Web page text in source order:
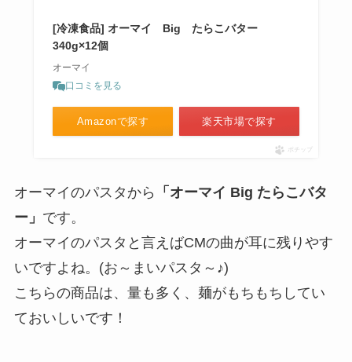
[冷凍食品] オーマイ Big たらこバター
340g×12個
オーマイ
口コミを見る
Amazonで探す 楽天市場で探す
ポチップ
オーマイのパスタから
「オーマイ Big たらこバタ
ー」 です。
オーマイのパスタと言えばCMの曲が耳に残りやす
いですよね。(お～まいパスタ～♪)
こちらの商品は、量も多く、麺がもちもちしてい
ておいしいです！